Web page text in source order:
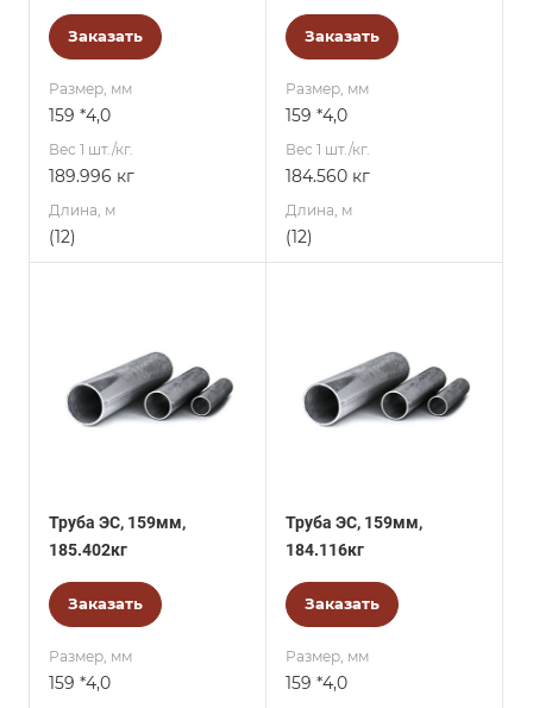
Заказать
Размер, мм
159 *4,0
Вес 1 шт./кг.
189.996 кг
Длина, м
(12)
Заказать
Размер, мм
159 *4,0
Вес 1 шт./кг.
184.560 кг
Длина, м
(12)
Труба ЭС, 159мм,
185.402кг
Заказать
Размер, мм
159 *4,0
Труба ЭС, 159мм,
184.116кг
Заказать
Размер, мм
159 *4,0